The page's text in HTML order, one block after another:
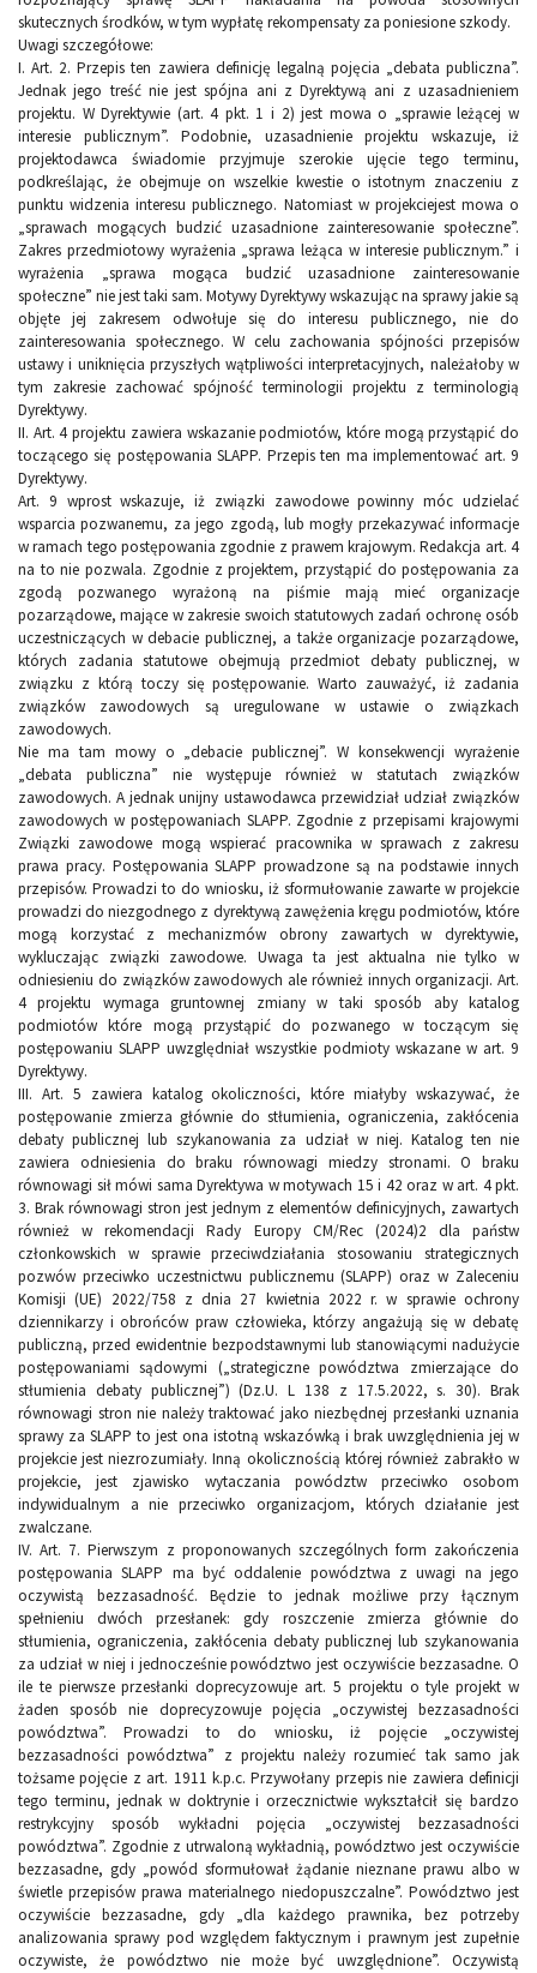
skutecznych środków, w tym wypłatę rekompensaty za poniesione szkody.
Uwagi szczegółowe:
I. Art. 2. Przepis ten zawiera definicję legalną pojęcia „debata publiczna”.
Jednak jego treść nie jest spójna ani z Dyrektywą ani z uzasadnieniem
projektu. W Dyrektywie (art. 4 pkt. 1 i 2) jest mowa o „sprawie leżącej w
interesie publicznym”. Podobnie, uzasadnienie projektu wskazuje, iż
projektodawca świadomie przyjmuje szerokie ujęcie tego terminu,
podkreślając, że obejmuje on wszelkie kwestie o istotnym znaczeniu z
punktu widzenia interesu publicznego. Natomiast w projekciejest mowa o
„sprawach mogących budzić uzasadnione zainteresowanie społeczne”.
Zakres przedmiotowy wyrażenia „sprawa leżąca w interesie publicznym.” i
wyrażenia „sprawa mogąca budzić uzasadnione zainteresowanie
społeczne” nie jest taki sam. Motywy Dyrektywy wskazując na sprawy jakie są
objęte jej zakresem odwołuje się do interesu publicznego, nie do
zainteresowania społecznego. W celu zachowania spójności przepisów
ustawy i uniknięcia przyszłych wątpliwości interpretacyjnych, należałoby w
tym zakresie zachować spójność terminologii projektu z terminologią
Dyrektywy.
II. Art. 4 projektu zawiera wskazanie podmiotów, które mogą przystąpić do
toczącego się postępowania SLAPP. Przepis ten ma implementować art. 9
Dyrektywy.
Art. 9 wprost wskazuje, iż związki zawodowe powinny móc udzielać
wsparcia pozwanemu, za jego zgodą, lub mogły przekazywać informacje
w ramach tego postępowania zgodnie z prawem krajowym. Redakcja art. 4
na to nie pozwala. Zgodnie z projektem, przystąpić do postępowania za
zgodą pozwanego wyrażoną na piśmie mają mieć organizacje
pozarządowe, mające w zakresie swoich statutowych zadań ochronę osób
uczestniczących w debacie publicznej, a także organizacje pozarządowe,
których zadania statutowe obejmują przedmiot debaty publicznej, w
związku z którą toczy się postępowanie. Warto zauważyć, iż zadania
związków zawodowych są uregulowane w ustawie o związkach
zawodowych.
Nie ma tam mowy o „debacie publicznej”. W konsekwencji wyrażenie
„debata publiczna” nie występuje również w statutach związków
zawodowych. A jednak unijny ustawodawca przewidział udział związków
zawodowych w postępowaniach SLAPP. Zgodnie z przepisami krajowymi
Związki zawodowe mogą wspierać pracownika w sprawach z zakresu
prawa pracy. Postępowania SLAPP prowadzone są na podstawie innych
przepisów. Prowadzi to do wniosku, iż sformułowanie zawarte w projekcie
prowadzi do niezgodnego z dyrektywą zawężenia kręgu podmiotów, które
mogą korzystać z mechanizmów obrony zawartych w dyrektywie,
wykluczając związki zawodowe. Uwaga ta jest aktualna nie tylko w
odniesieniu do związków zawodowych ale również innych organizacji. Art.
4 projektu wymaga gruntownej zmiany w taki sposób aby katalog
podmiotów które mogą przystąpić do pozwanego w toczącym się
postępowaniu SLAPP uwzględniał wszystkie podmioty wskazane w art. 9
Dyrektywy.
III. Art. 5 zawiera katalog okoliczności, które miałyby wskazywać, że
postępowanie zmierza głównie do stłumienia, ograniczenia, zakłócenia
debaty publicznej lub szykanowania za udział w niej. Katalog ten nie
zawiera odniesienia do braku równowagi miedzy stronami. O braku
równowagi sił mówi sama Dyrektywa w motywach 15 i 42 oraz w art. 4 pkt.
3. Brak równowagi stron jest jednym z elementów definicyjnych, zawartych
również w rekomendacji Rady Europy CM/Rec (2024)2 dla państw
członkowskich w sprawie przeciwdziałania stosowaniu strategicznych
pozwów przeciwko uczestnictwu publicznemu (SLAPP) oraz w Zaleceniu
Komisji (UE) 2022/758 z dnia 27 kwietnia 2022 r. w sprawie ochrony
dziennikarzy i obrońców praw człowieka, którzy angażują się w debatę
publiczną, przed ewidentnie bezpodstawnymi lub stanowiącymi nadużycie
postępowaniami sądowymi („strategiczne powództwa zmierzające do
stłumienia debaty publicznej”) (Dz.U. L 138 z 17.5.2022, s. 30). Brak
równowagi stron nie należy traktować jako niezbędnej przesłanki uznania
sprawy za SLAPP to jest ona istotną wskazówką i brak uwzględnienia jej w
projekcie jest niezrozumiały. Inną okolicznością której również zabrakło w
projekcie, jest zjawisko wytaczania powództw przeciwko osobom
indywidualnym a nie przeciwko organizacjom, których działanie jest
zwalczane.
IV. Art. 7. Pierwszym z proponowanych szczególnych form zakończenia
postępowania SLAPP ma być oddalenie powództwa z uwagi na jego
oczywistą bezzasadność. Będzie to jednak możliwe przy łącznym
spełnieniu dwóch przesłanek: gdy roszczenie zmierza głównie do
stłumienia, ograniczenia, zakłócenia debaty publicznej lub szykanowania
za udział w niej i jednocześnie powództwo jest oczywiście bezzasadne. O
ile te pierwsze przesłanki doprecyzowuje art. 5 projektu o tyle projekt w
żaden sposób nie doprecyzowuje pojęcia „oczywistej bezzasadności
powództwa”. Prowadzi to do wniosku, iż pojęcie „oczywistej
bezzasadności powództwa” z projektu należy rozumieć tak samo jak
tożsame pojęcie z art. 1911 k.p.c. Przywołany przepis nie zawiera definicji
tego terminu, jednak w doktrynie i orzecznictwie wykształcił się bardzo
restrykcyjny sposób wykładni pojęcia „oczywistej bezzasadności
powództwa”. Zgodnie z utrwaloną wykładnią, powództwo jest oczywiście
bezzasadne, gdy „powód sformułował żądanie nieznane prawu albo w
świetle przepisów prawa materialnego niedopuszczalne”. Powództwo jest
oczywiście bezzasadne, gdy „dla każdego prawnika, bez potrzeby
analizowania sprawy pod względem faktycznym i prawnym jest zupełnie
oczywiste, że powództwo nie może być uwzględnione”. Oczywistą